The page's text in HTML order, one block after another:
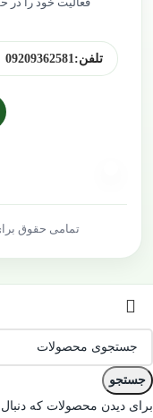
فعالیت خود را در
تلفن:09209362581
تمامی حقوق
جستجو
برای دیدن محصولات که دنبال